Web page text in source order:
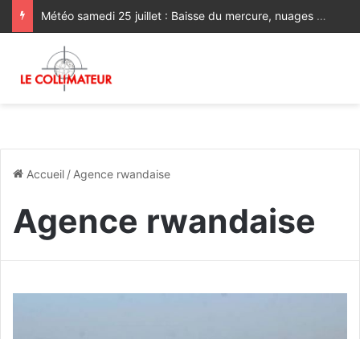
Météo samedi 25 juillet : Baisse du mercure, nuages et brume sur les plaines atlantiques et le Souss
Accueil / Agence rwandaise
Agence rwandaise